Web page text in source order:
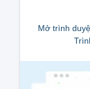
Mở trình